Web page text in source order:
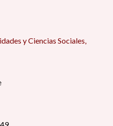
y Ciencias Sociales,